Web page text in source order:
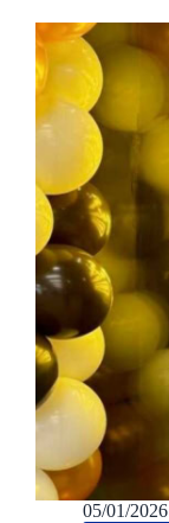
05/01/2026